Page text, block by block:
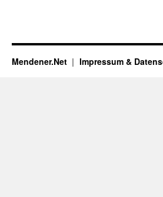
Mendener.Net Impressum &